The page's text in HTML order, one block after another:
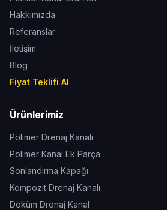
Hakkımızda
Referanslar
İletişim
Blog
Fiyat Teklifi Al
Ürünlerimiz
Polimer Drenaj Kanalı
Polimer Kanal Ek Parça
Sonlandırma Kapağı
Kompozit Drenaj Kanalı
Döküm Drenaj Kanal